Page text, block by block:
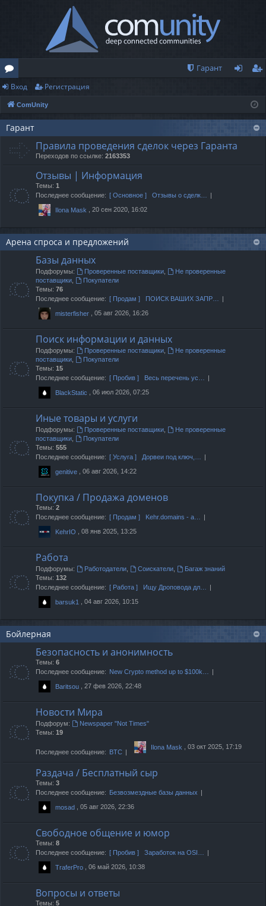
о
ру
м
ы
Гарант
ис
тр
ия
Вход Регистрация
ComUnity
Гарант
Правила проведения сделок через Гаранта
Переходов по ссылке: 2163353
Отзывы | Информация
Темы: 1
Последнее сообщение: [ Основное ] Отзывы о сделк…
Ilona Mask , 20 сен 2020, 16:02
Арена спроса и предложений
Базы данных
Подфорумы: Проверенные поставщики,
Не проверенные
поставщики
Покупатели
Темы: 76
Последнее сообщение: [ Продам ] ПОИСК ВАШИХ ЗАПР…
misterfisher , 05 авг 2026, 16:26
Поиск информации и данных
Подфорумы: Проверенные поставщики,
Не проверенные
поставщики
Покупатели
Темы: 15
Последнее сообщение: [ Пробив ] Весь перечень ус…
BlackStatic , 06 июл 2026, 07:25
Иные товары и услуги
Подфорумы: Проверенные поставщики,
Не проверенные
поставщики
Покупатели
Темы: 555
Последнее сообщение: [ Услуга ] Дорвеи под ключ,…
genitive , 06 авг 2026, 14:22
Покупка / Продажа доменов
Темы: 2
Последнее сообщение: [ Продам ] Kehr.domains - а…
KehrIO , 08 янв 2025, 13:25
Работа
Подфорумы: Работодатели, Соискатели,
Багаж знаний
Темы: 132
Последнее сообщение: [ Работа ] Ищу Дроповода дл…
barsuk1 , 04 авг 2026, 10:15
Бойлерная
Безопасность и анонимность
Темы: 6
Последнее сообщение: New Crypto method up to $100k…
Baritsou , 27 фев 2026, 22:48
Новости Мира
Подфорум:
Newspaper "Not Times"
Темы: 19
Последнее сообщение: BTC
Ilona Mask , 03 окт 2025, 17:19
Раздача / Бесплатный сыр
Темы: 3
Последнее сообщение: Безвозмездные базы данных
mosad , 05 авг 2026, 22:36
Свободное общение и юмор
Темы: 8
Последнее сообщение: [ Пробив ] Заработок на OSI…
TraferPro , 06 май 2026, 10:38
Вопросы и ответы
Темы: 5